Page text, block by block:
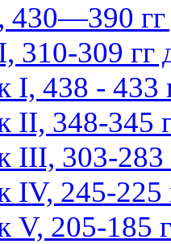
430—390 гг
310-309 гг
I, 438 - 433
II, 348-345
III, 303-283
IV, 245-225
V, 205-185